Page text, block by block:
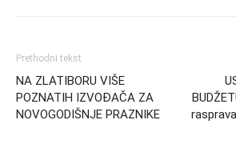
Prethodni tekst
NA ZLATIBORU VIŠE
POZNATIH IZVOĐAČA ZA
NOVOGODIŠNJE PRAZNIKE